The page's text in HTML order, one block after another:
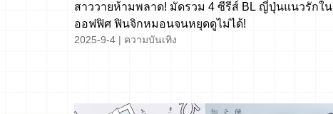
สาววายห้ามพลาด! มัดรวม 4 ซีรีส์ BL ญี่ปุ่นแนวรักใน
ออฟฟิศ ฟินจิกหมอนจนหยุดดูไม่ได้!
2025-9-4 | ความบันเทิง